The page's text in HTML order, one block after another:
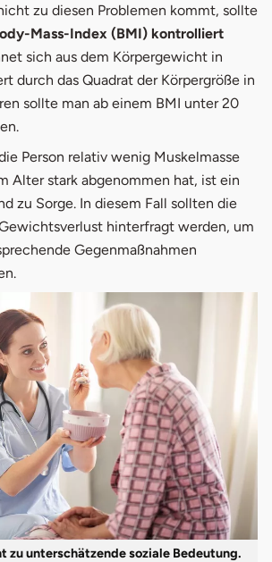
zu diesen Problemen kommt, sollte
Mass-Index (BMI) kontrolliert
sich aus dem Körpergewicht in
durch das Quadrat der Körpergröße in
sollte man ab einem BMI unter 20
Person relativ wenig Muskelmasse
Alter stark abgenommen hat, ist ein
zu Sorge. In diesem Fall sollten die
hinterfragt werden, um
Gegenmaßnahmen
zu unterschätzende soziale Bedeutung.